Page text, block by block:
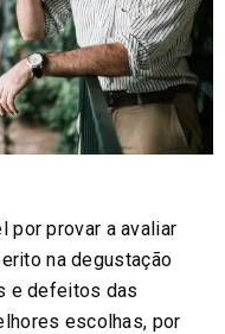
por provar a avaliar
na degustação
e defeitos das
escolhas, por